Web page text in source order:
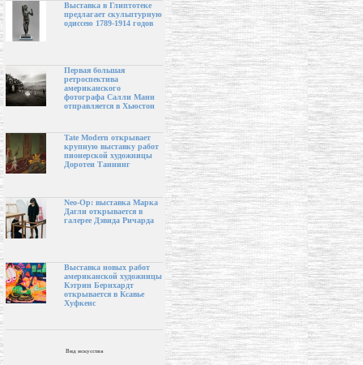
Выставка в Глиптотеке
предлагает скульптурную
одиссею 1789-1914 годов
Первая большая
ретроспектива
американского
фотографа Салли Манн
отправляется в Хьюстон
Tate Modern открывает
крупную выставку работ
пионерской художницы
Доротеи Таннинг
Neo-Op: выставка Марка
Дагли открывается в
галерее Дэвида Ричарда
Выставка новых работ
американской художницы
Кэтрин Бернхардт
открывается в Ксавье
Хуфкенс
Вид искусства